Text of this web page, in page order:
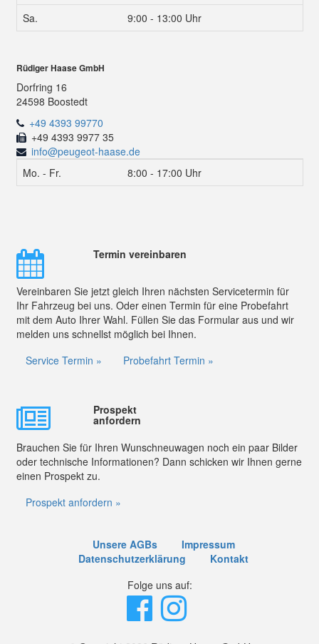
Sa.
9:00 - 13:00 Uhr
Rüdiger Haase GmbH
Dorfring 16
24598 Boostedt
+49 4393 99770
+49 4393 9977 35
info@peugeot-haase.de
Mo. - Fr.
8:00 - 17:00 Uhr
Termin vereinbaren
Vereinbaren Sie jetzt gleich Ihren nächsten Servicetermin für
Ihr Fahrzeug bei uns. Oder einen Termin für eine Probefahrt
mit dem Auto Ihrer Wahl. Füllen Sie das Formular aus und wir
melden uns schnellst möglich bei Ihnen.
Service Termin »
Probefahrt Termin »
Prospekt
anfordern
Brauchen Sie für Ihren Wunschneuwagen noch ein paar Bilder
oder technische Informationen? Dann schicken wir Ihnen gerne
einen Prospekt zu.
Prospekt anfordern »
Unsere AGBs
Impressum
Datenschutzerklärung
Kontakt
Folge uns auf: